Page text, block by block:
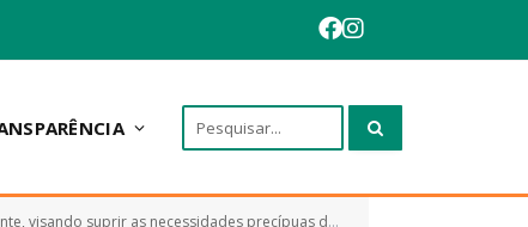
precípuas da Secretaria Municipal de Infraestrutura de Anapurus)